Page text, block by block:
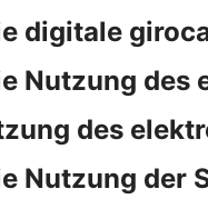
digitale
Nutzung des
des
Nutzung der